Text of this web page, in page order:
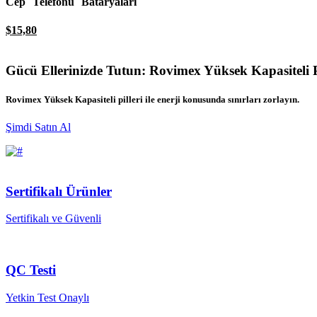
$15,80
Gücü Ellerinizde Tutun: Rovimex Yüksek Kapasiteli
Rovimex Yüksek Kapasiteli pilleri ile enerji konusunda sınırları zorlayın.
Şimdi Satın Al
Sertifikalı Ürünler
Sertifikalı ve Güvenli
QC Testi
Yetkin Test Onaylı